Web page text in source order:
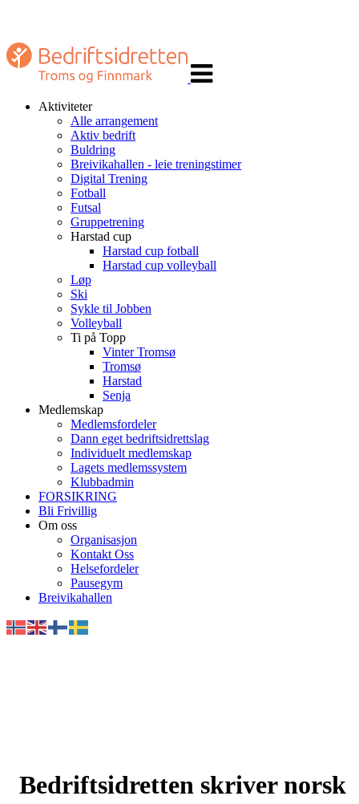
navigasjon
Aktiviteter
Alle arrangement
Aktiv bedrift
Buldring
Breivikahallen - leie treningstimer
Digital Trening
Fotball
Futsal
Gruppetrening
Harstad cup
Harstad cup fotball
Harstad cup volleyball
Løp
Ski
Sykle til Jobben
Volleyball
Ti på Topp
Vinter Tromsø
Tromsø
Harstad
Senja
Medlemskap
Medlemsfordeler
Dann eget bedriftsidrettslag
Individuelt medlemskap
Lagets medlemssystem
Klubbadmin
FORSIKRING
Bli Frivillig
Om oss
Organisasjon
Kontakt Oss
Helsefordeler
Pausegym
Breivikahallen
Bedriftsidretten skriver norsk